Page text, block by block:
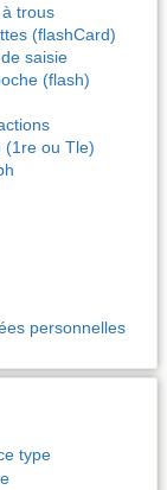
trous
(flashCard)
saisie
(flash)
(1re ou Tle)
personnelles
type